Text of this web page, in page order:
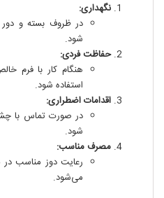
نگهداری:
در ظروف بسته و دور
شود.
حفاظت فردی:
هنگام کار با فرم
استفاده شود.
اقدامات اضطراری:
در صورت تماس با
شود.
مصرف مناسب:
رعایت دوز مناسب
می‌شود.